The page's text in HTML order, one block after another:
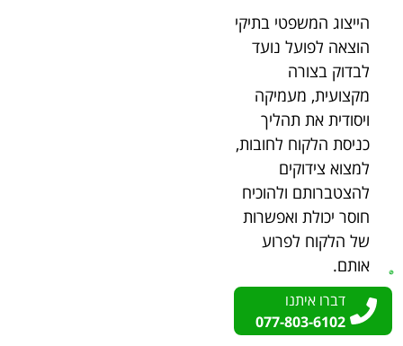
הייצוג המשפטי בתיקי
הוצאה לפועל נועד
לבדוק בצורה
מקצועית, מעמיקה
ויסודית את תהליך
כניסת הלקוח לחובות,
למצוא צידוקים
להצטברותם ולהוכיח
חוסר יכולת ואפשרות
של הלקוח לפרוע
אותם.
הטיפול בתיקי הוצאה
לפועל מחייב מילוי של
דברו איתנו
077-803-6102
דברו איתנו
077-803-6102